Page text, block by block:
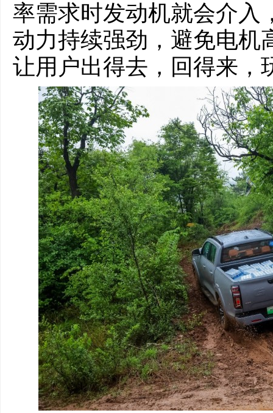
率需求时发动机就会介入
动力持续强劲，避免电机
让用户出得去，回得来，